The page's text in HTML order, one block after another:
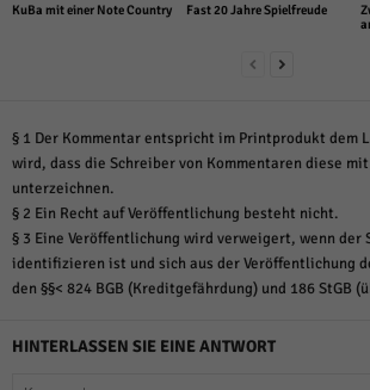
KuBa mit einer Note Country Fast 20 Jahre Spielfreude
§ 1 Der Kommentar entspricht im Printprodukt dem
wird, dass die Schreiber von Kommentaren diese
unterzeichnen.
§ 2 Ein Recht auf Veröffentlichung besteht nicht.
§ 3 Eine Veröffentlichung wird verweigert, wenn der
identifizieren ist und sich aus der Veröffentlichung
den §§< 824 BGB (Kreditgefährdung) und 186 StGB
HINTERLASSEN SIE EINE ANTWORT